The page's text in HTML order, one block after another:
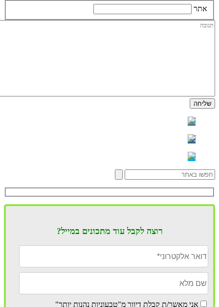
אתר
רוצה לקבל עוד מתכונים במייל?
אני מאשר/ת קבלת דיוור מ"טבעוניות נהנות יותר"